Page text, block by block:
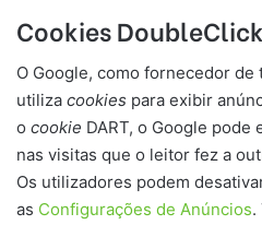
Cookies
O Google, como fornecedor de
utiliza cookies para exibir
o cookie DART, o Google pode
nas visitas que o leitor fez a
Os utilizadores podem
as Configurações de Anúncios.